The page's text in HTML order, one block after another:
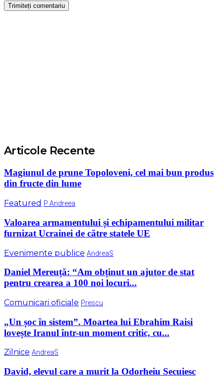
Articole Recente
Magiunul de prune Topoloveni, cel mai bun produs
din fructe din lume
Featured P Andreea
Valoarea armamentului și echipamentului militar
furnizat Ucrainei de către statele UE
Evenimente publice AndreaS
Daniel Mereuță: “Am obținut un ajutor de stat
pentru crearea a 100 noi locuri...
Comunicari oficiale Prescu
„Un șoc în sistem”. Moartea lui Ebrahim Raisi
lovește Iranul într-un moment critic, cu...
Zilnice AndreaS
David, elevul care a murit la Odorheiu Secuiesc